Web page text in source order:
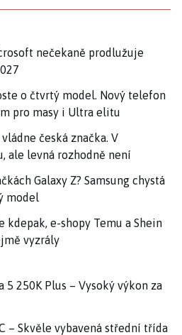
nečekaně prodlužuje
o čtvrtý model. Nový telefon
pro masy i Ultra elitu
česká značka. V
ale levná rozhodně není
Galaxy Z? Samsung chystá
model
kdepak, e-shopy Temu a Shein
vyzrály
5 250K Plus – Vysoký výkon za
– Skvěle vybavená střední třída